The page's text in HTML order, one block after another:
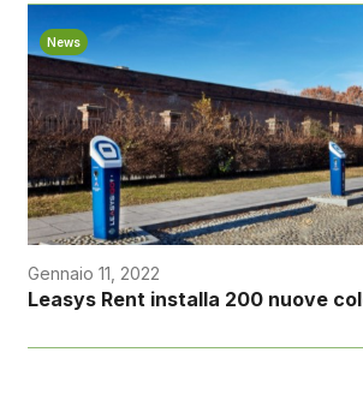
News
Gennaio 11, 2022
Leasys Rent installa 200 nuove